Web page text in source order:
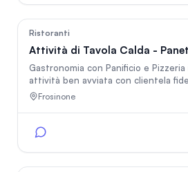
personali
Ristoranti
Attività di Tavola Calda -
Gastronomia con Panificio e
attività ben avviata con clientela
sedere all’interno e Dehors di 20 mq
rappresenta una ottima possibilità
essere gestito e portato al
Frosinone